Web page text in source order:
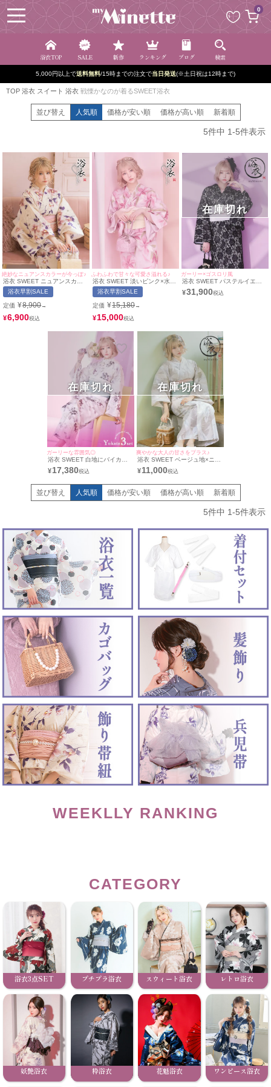
0
浴衣TOP SALE 新作 ランキング ブログ 検索
5,000円以上で送料無料/15時までの注文で当日発送(※土日祝は12時まで)
TOP 浴衣 スイート 浴衣 戦慄かなのが着るSWEET浴衣
並び替え 人気順 価格が安い順 価格が高い順 新着順
5件中 1-5件表示
絶妙なニュアンスカラーが今っぽ♪
浴衣 SWEET ニュアンスカラ
ー×華やか椿 ゆかた2点セット
(浴衣+兵児帯) (戦慄かなの着用)
浴衣早割SALE
定価 ¥8,900→
¥6,900
ふわふわで甘々な可愛さ溢れる♪
浴衣 SWEET 淡いピンク×水彩
百合柄 ゆかた2点セット (浴衣
+兵児帯) (戦慄かなの着用)
浴衣早割SALE
定価 ¥15,180→
¥15,000
ガーリー×ゴスロリ風
浴衣 SWEET パステルイエロ
ー×線画フラワー ゆかた2点セ
ット (浴衣+兵児帯)(なぎ着用)
¥31,900
在庫切れ
ガーリーな雰囲気◎
浴衣 SWEET 白地にバイカラ
ー牡丹 ゆかた2点セット (浴衣
+兵児帯) (戦慄かなの着用)
¥17,380
在庫切れ
爽やかな大人の甘さをプラス♪
浴衣 SWEET ベージュ地×ニュ
アンスリーフ ゆかた2点セット
(浴衣+兵児帯) (戦慄かなの着用)
¥11,000
在庫切れ
並び替え 人気順 価格が安い順 価格が高い順 新着順
5件中 1-5件表示
WEEKLLY RANKING
CATEGORY
浴衣3点SET プチプラ浴衣 スウィート浴衣 レトロ浴衣
妖艶浴衣 粋浴衣 花魁浴衣 ワンピース浴衣
ペー
ジト
ップ